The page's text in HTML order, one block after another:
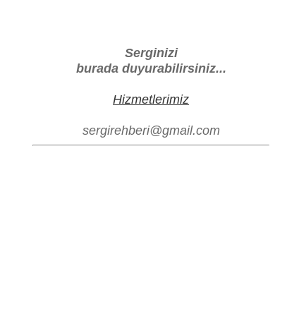
Serginizi
burada duyurabilirsiniz...
Hizmetlerimiz
sergirehberi@gmail.com